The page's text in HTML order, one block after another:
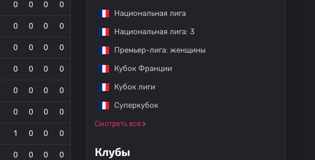
0 0 0 0
0 0 0 0
0 0 0 0
0 0 0 0
0 0 0 0
0 0 0 0
1 0 0 0
0 0 0 0
Национальная лига
Национальная лига: 3
Премьер-лига: женщины
Кубок Франции
Кубок лиги
Суперкубок
Смотреть все
Клубы